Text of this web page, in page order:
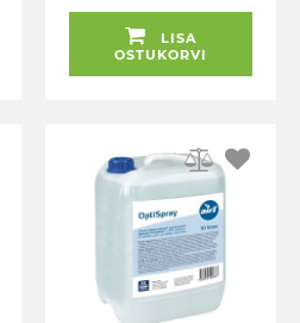
KEMETYL
LISA
OSTUKORVI